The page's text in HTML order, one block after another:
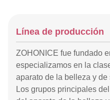
Línea de producción
ZOHONICE fue fundado
especializamos en la
aparato de la belleza y
Los grupos principales